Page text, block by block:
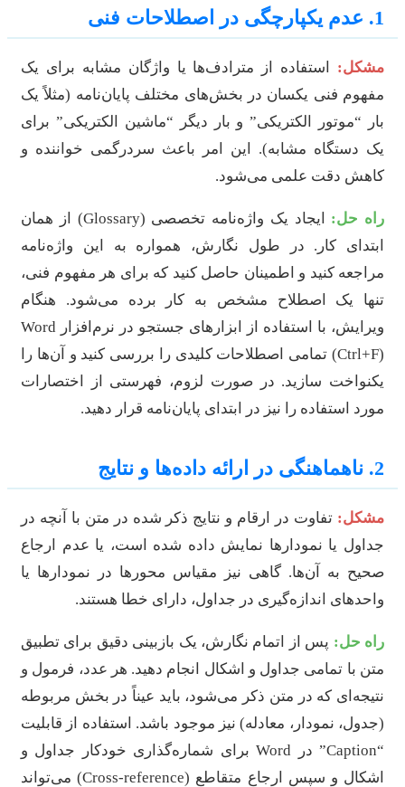
مشکل:استفاده از مترادف‌ها یا واژگان مشابه برای یک
مفهوم فنی یکسان در بخش‌های مختلف پایان‌نامه (مثلاً یک
بار “موتور الکتریکی” و بار دیگر “ماشین الکتریکی” برای
یک دستگاه مشابه). این امر باعث سردرگمی خواننده و
کاهش دقت علمی می‌شود.
راه حل:
ایجاد یک واژه‌نامه تخصصی (Glossary) از همان
ابتدای کار. در طول نگارش، همواره به این واژه‌نامه
مراجعه کنید و اطمینان حاصل کنید که برای هر مفهوم فنی،
تنها یک اصطلاح مشخص به کار برده می‌شود. هنگام
ویرایش، با استفاده از ابزارهای جستجو در نرم‌افزار Word
(Ctrl+F) تمامی اصطلاحات کلیدی را بررسی کنید و آن‌ها را
یکنواخت سازید. در صورت لزوم، فهرستی از اختصارات
مورد استفاده را نیز در ابتدای پایان‌نامه قرار دهید.
مشکل:تفاوت در ارقام و نتایج ذکر شده در متن با آنچه در
جداول یا نمودارها نمایش داده شده است، یا عدم ارجاع
صحیح به آن‌ها. گاهی نیز مقیاس محورها در نمودارها یا
واحدهای اندازه‌گیری در جداول، دارای خطا هستند.
حل:پس از اتمام نگارش، یک بازبینی دقیق برای تطبیق
متن با تمامی جداول و اشکال انجام دهید. هر عدد، فرمول و
نتیجه‌ای که در متن ذکر می‌شود، باید عیناً در بخش مربوطه
(جدول، نمودار، معادله) نیز موجود باشد. استفاده از قابلیت
“Caption” در Word برای شماره‌گذاری خودکار جداول و
اشکال و سپس ارجاع متقاطع (Cross-reference) می‌تواند